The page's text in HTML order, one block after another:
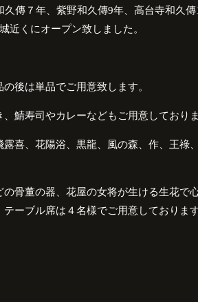
久傳７年、紫野和久傳9年、高台寺和久傳
近くにオープン致しました。
後は単品でご用意致します。
鯖寿司やカレーなどもご用意しておりま
喜、花陽浴、黒龍、風の森、作、王祿
骨董の器、花屋の女将が生ける生花で
ーブル席は４名様でご用意しております